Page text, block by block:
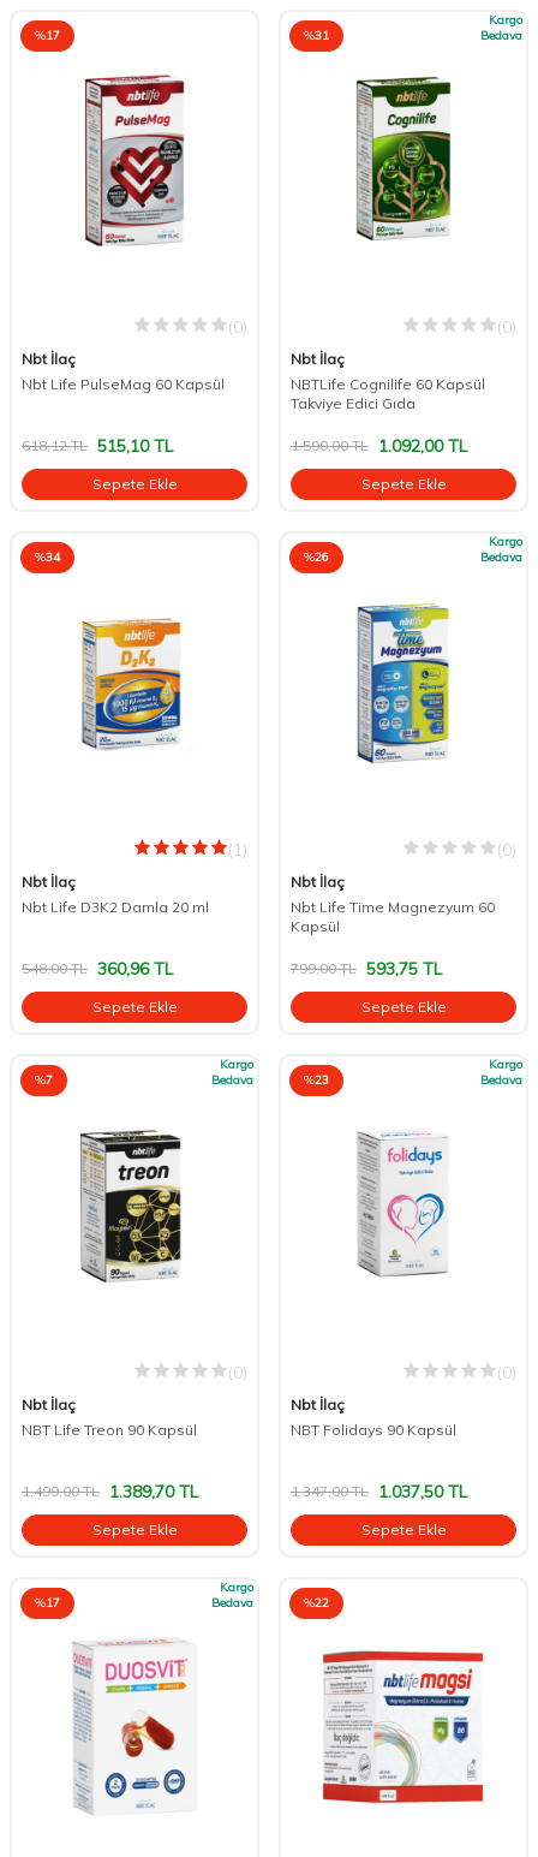
%17
(0)
Nbt İlaç
Nbt Life PulseMag 60 Kapsül
618,12TL 515,10TL
Sepete Ekle
%31
Kargo
Bedava
(0)
Nbt İlaç
NBTLife Cognilife 60 Kapsül
Takviye Edici Gıda
1.590,00TL 1.092,00TL
Sepete Ekle
%34
(1)
Nbt İlaç
Nbt Life D3K2 Damla 20 ml
548,00TL 360,96TL
Sepete Ekle
%26
Kargo
Bedava
(0)
Nbt İlaç
Nbt Life Time Magnezyum 60
Kapsül
799,00TL 593,75 TL
Sepete Ekle
%7
Kargo
Bedava
(0)
Nbt İlaç
NBT Life Treon 90 Kapsül
1.499,00TL 1.389,70TL
Sepete Ekle
%23
Kargo
Bedava
(0)
Nbt İlaç
NBT Folidays 90 Kapsül
1.347,00TL 1.037,50TL
Sepete Ekle
%17
Kargo
Bedava
%22